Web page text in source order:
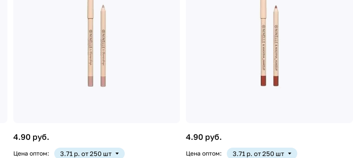
4.90 руб.
Цена оптом: 3.71 р. от 250 шт
4.90 руб.
Цена оптом: 3.71 р. от 250 шт